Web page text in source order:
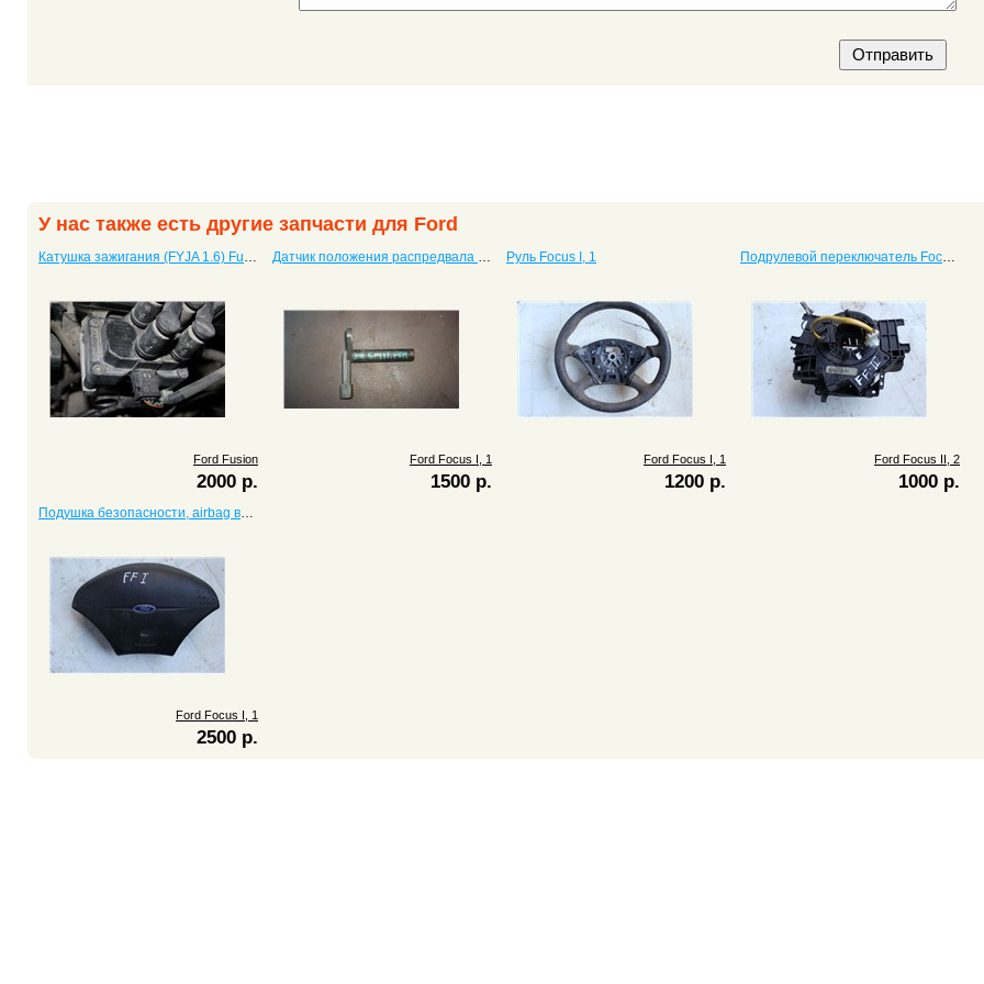
У нас также есть другие запчасти для Ford
Катушка зажигания (FYJA 1.6) Fusion
Ford Fusion
2000 р.
Датчик положения распредвала Focus I, 1
Ford Focus I, 1
1500 р.
Руль Focus I, 1
Ford Focus I, 1
1200 р.
Подрулевой переключатель Focus II, 2
Ford Focus II, 2
1000 р.
Подушка безопасности, airbag водителя Focus I, 1
Ford Focus I, 1
2500 р.